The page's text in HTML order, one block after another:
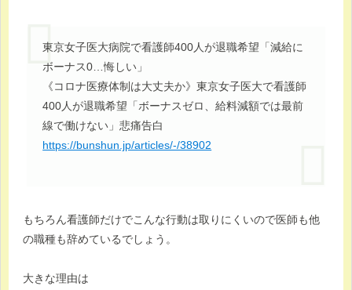
東京女子医大病院で看護師400人が退職希望「減給に
ボーナス0…悔しい」
《コロナ医療体制は大丈夫か》東京女子医大で看護師
400人が退職希望「ボーナスゼロ、給料減額では最前
線で働けない」悲痛告白
https://bunshun.jp/articles/-/38902
もちろん看護師だけでこんな行動は取りにくいので医師も他
の職種も辞めているでしょう。
大きな理由は